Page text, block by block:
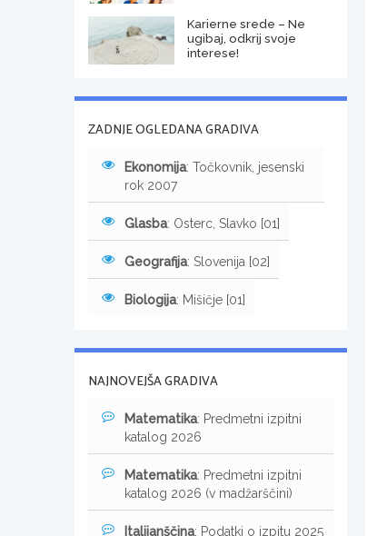
Karierne srede – Ne
ugibaj, odkrij svoje
interese!
ZADNJE OGLEDANA GRADIVA
Ekonomija: Točkovnik, jesenski
rok 2007
Glasba: Osterc, Slavko [01]
Geografija: Slovenija [02]
Biologija: Mišičje [01]
NAJNOVEJŠA GRADIVA
Matematika: Predmetni izpitni
katalog 2026
Matematika: Predmetni izpitni
katalog 2026 (v madžarščini)
Italijanščina: Podatki o izpitu 2025